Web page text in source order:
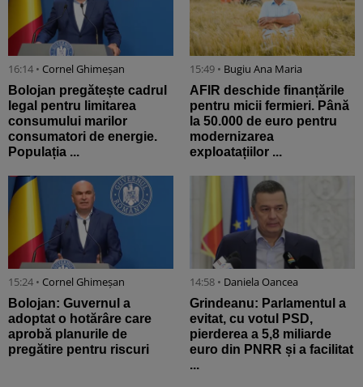
16:14 • Cornel Ghimeșan
Bolojan pregătește cadrul
legal pentru limitarea
consumului marilor
consumatori de energie.
Populația ...
15:49 • Bugiu ⁠Ana Maria
AFIR deschide finanțările
pentru micii fermieri. Până
la 50.000 de euro pentru
modernizarea
exploatațiilor ...
15:24 • Cornel Ghimeșan
Bolojan: Guvernul a
adoptat o hotărâre care
aprobă planurile de
pregătire pentru riscuri
14:58 • Daniela Oancea
Grindeanu: Parlamentul a
evitat, cu votul PSD,
pierderea a 5,8 miliarde
euro din PNRR și a facilitat
...